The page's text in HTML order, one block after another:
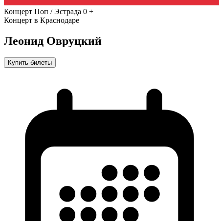
Концерт Поп / Эстрада 0 +
Концерт в Краснодаре
Леонид Овруцкий
Купить билеты